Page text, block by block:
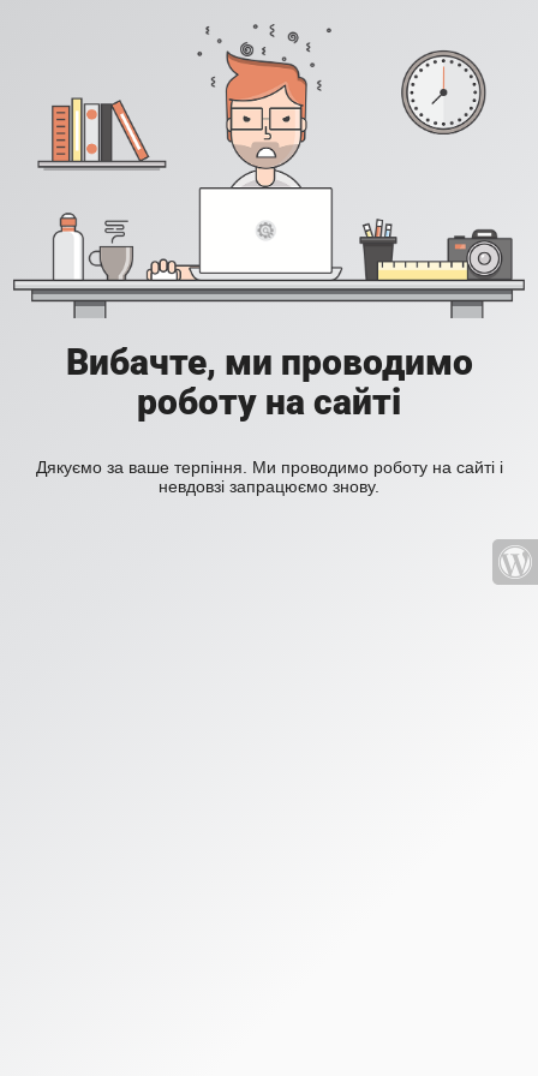
Вибачте, ми проводимо
роботу на сайті
Дякуємо за ваше терпіння. Ми проводимо роботу на сайті і
невдовзі запрацюємо знову.